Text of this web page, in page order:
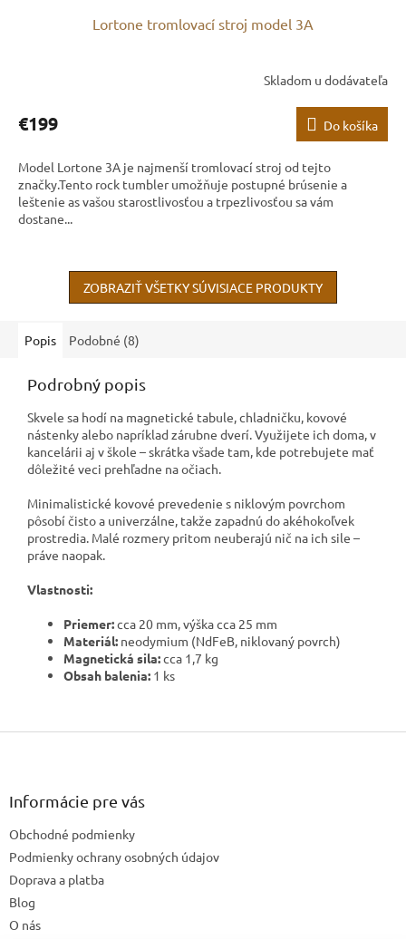
Lortone tromlovací stroj model 3A
Skladom u dodávateľa
€199 Do košíka
Model Lortone 3A je najmenší tromlovací stroj od tejto
značky.Tento rock tumbler umožňuje postupné brúsenie a
leštenie as vašou starostlivosťou a trpezlivosťou sa vám
dostane...
ZOBRAZIŤ VŠETKY SÚVISIACE PRODUKTY
Popis Podobné (8)
Podrobný popis
Skvele sa hodí na magnetické tabule, chladničku, kovové
nástenky alebo napríklad zárubne dverí. Využijete ich doma, v
kancelárii aj v škole – skrátka všade tam, kde potrebujete mať
dôležité veci prehľadne na očiach.
Minimalistické kovové prevedenie s niklovým povrchom
pôsobí čisto a univerzálne, takže zapadnú do akéhokoľvek
prostredia. Malé rozmery pritom neuberajú nič na ich sile –
práve naopak.
Vlastnosti:
Priemer:cca 20 mm, výška cca 25 mm
Materiál: neodymium (NdFeB, niklovaný povrch)
Magnetická sila:cca 1,7 kg
Obsah balenia: 1 ks
Z
Informácie pre vás
Obchodné podmienky
Podmienky ochrany osobných údajov
Doprava a platba
Blog
O nás